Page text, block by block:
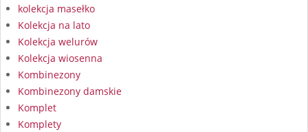
kolekcja masełko
Kolekcja na lato
Kolekcja welurów
Kolekcja wiosenna
Kombinezony
Kombinezony damskie
Komplet
Komplety